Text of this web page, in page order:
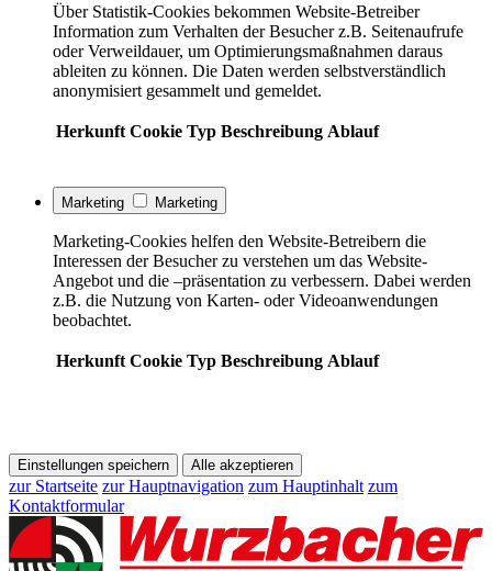
Über Statistik-Cookies bekommen Website-Betreiber
Information zum Verhalten der Besucher z.B. Seitenaufrufe
oder Verweildauer, um Optimierungsmaßnahmen daraus
ableiten zu können. Die Daten werden selbstverständlich
anonymisiert gesammelt und gemeldet.
Herkunft Cookie Typ Beschreibung Ablauf
Marketing Marketing
Marketing-Cookies helfen den Website-Betreibern die
Interessen der Besucher zu verstehen um das Website-
Angebot und die –präsentation zu verbessern. Dabei werden
z.B. die Nutzung von Karten- oder Videoanwendungen
beobachtet.
Herkunft Cookie Typ Beschreibung Ablauf
Einstellungen speichern Alle akzeptieren
zur Startseite zur Hauptnavigation zum Hauptinhalt zum
Kontaktformular